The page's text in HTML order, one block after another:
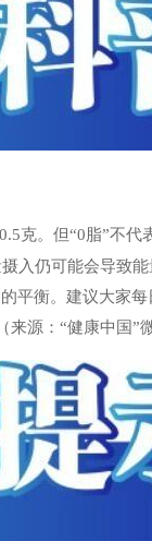
克。但“0脂”不
入仍可能会导致
平衡。建议大家
源：“健康中国”